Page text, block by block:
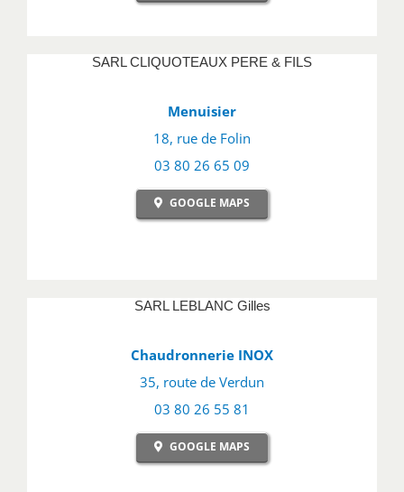
SARL CLIQUOTEAUX PERE & FILS
Menuisier
18, rue de Folin
03 80 26 65 09
GOOGLE MAPS
SARL LEBLANC Gilles
Chaudronnerie INOX
35, route de Verdun
03 80 26 55 81
GOOGLE MAPS